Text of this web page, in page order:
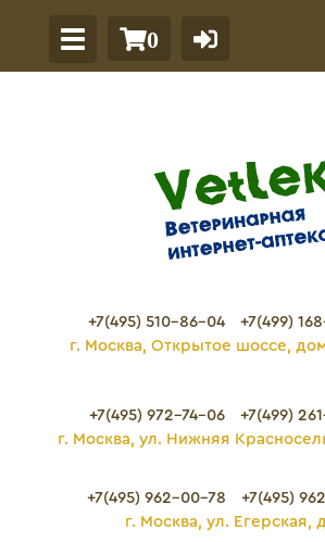
0
+7(495) 510-86-04
+7(499)
г. Москва, Открытое шоссе,
+7(495) 972-74-06
+7(499)
г. Москва, ул. Нижняя
+7(495) 962-00-78
+7(495)
г. Москва, ул. Егерская,